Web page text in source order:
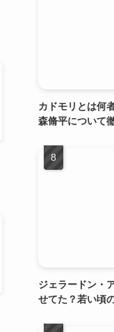
カドモリとは何
森脩平について
ジェラードン・
せてた？若い頃